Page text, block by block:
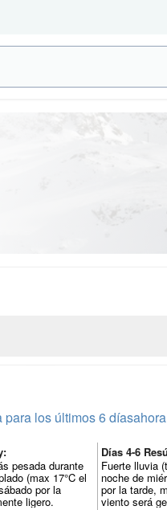
los últimos 6 díasahora
pesada durante
(max 17°C el
por la
ligero.
Días 4-6
Fuerte lluvia
noche de
por la tarde,
viento será